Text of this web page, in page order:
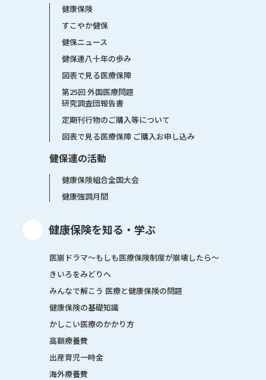
健康保険
すこやか健保
健保ニュース
健保連八十年の歩み
図表で見る医療保障
第25回 外国医療問題
研究調査団報告書
定期刊行物のご購入等について
図表で見る医療保障 ご購入お申し込み
健保連の活動
健康保険組合全国大会
健康強調月間
健康保険を知る・学ぶ
医崩ドラマ〜もしも医療保険制度が崩壊したら〜
きいろをみどりへ
みんなで解こう 医療と健康保険の問題
健康保険の基礎知識
かしこい医療のかかり方
高額療養費
出産育児一時金
海外療養費